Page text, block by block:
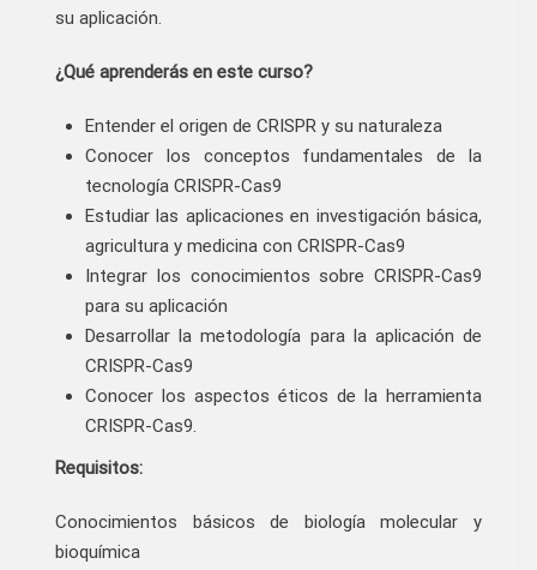
su aplicación.
¿Qué aprenderás en este curso?
Entender el origen de CRISPR y su naturaleza
Conocer los conceptos fundamentales de la
tecnología CRISPR-Cas9
Estudiar las aplicaciones en investigación básica,
agricultura y medicina con CRISPR-Cas9
Integrar los conocimientos sobre CRISPR-Cas9
para su aplicación
Desarrollar la metodología para la aplicación de
CRISPR-Cas9
Conocer los aspectos éticos de la herramienta
CRISPR-Cas9.
Requisitos:
Conocimientos básicos de biología molecular y
bioquímica